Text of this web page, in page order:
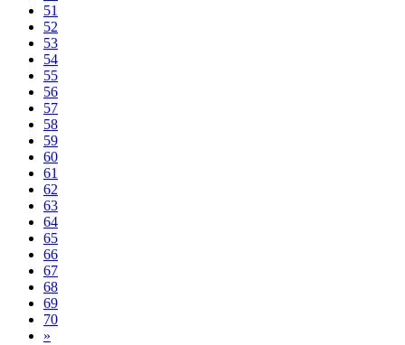
51
52
53
54
55
56
57
58
59
60
61
62
63
64
65
66
67
68
69
70
»